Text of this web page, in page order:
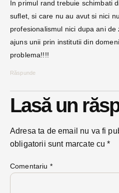
In primul rand trebuie schimbati
suflet, si care nu au avut si nici
profesionalismul nici dupa ani
ajuns unii prin institutii din
problema!!!!
Răspunde
Lasă un
Adresa ta de email nu va fi
obligatorii sunt marcate cu*
Comentariu *